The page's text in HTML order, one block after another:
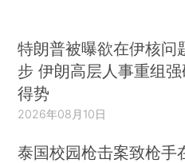
特朗普被曝欲在伊核问
步 伊朗高层人事重组强
得势
2026年08月10日
泰国校园枪击案致枪手